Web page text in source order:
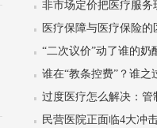
非市场定价把医疗服务
医疗保障与医疗保险的
“二次议价”动了谁的奶
谁在“教条控费”？谁之
过度医疗怎么解决：管
民营医院正面临4大冲击